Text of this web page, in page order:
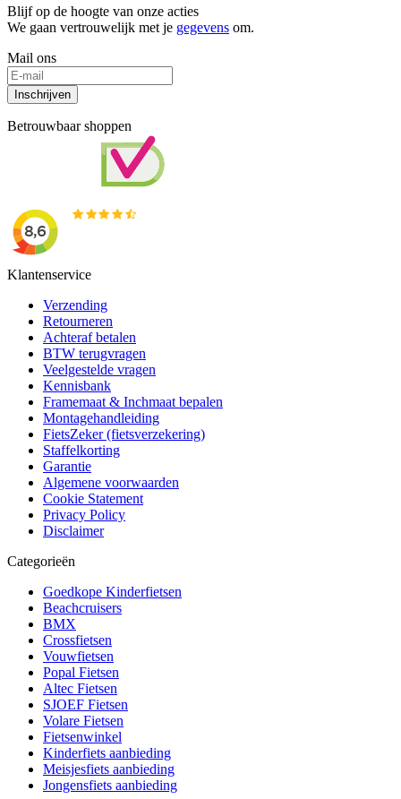
Blijf op de hoogte van onze acties
We gaan vertrouwelijk met je gegevens om.
Mail ons
Inschrijven
Betrouwbaar shoppen
Klantenservice
Verzending
Retourneren
Achteraf betalen
BTW terugvragen
Veelgestelde vragen
Kennisbank
Framemaat & Inchmaat bepalen
Montagehandleiding
FietsZeker (fietsverzekering)
Staffelkorting
Garantie
Algemene voorwaarden
Cookie Statement
Privacy Policy
Disclaimer
Categorieën
Goedkope Kinderfietsen
Beachcruisers
BMX
Crossfietsen
Vouwfietsen
Popal Fietsen
Altec Fietsen
SJOEF Fietsen
Volare Fietsen
Fietsenwinkel
Kinderfiets aanbieding
Meisjesfiets aanbieding
Jongensfiets aanbieding